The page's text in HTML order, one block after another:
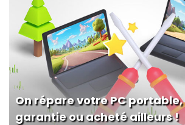
On répare votre PC
garantie ou acheté ailleurs !